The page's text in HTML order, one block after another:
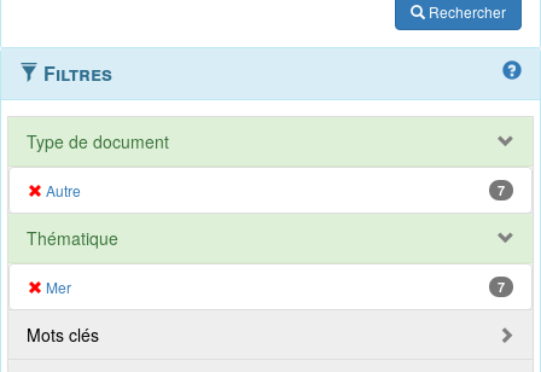
Rechercher
Filtres
Type de document
Autre 7
Thématique
Mer 7
Mots clés